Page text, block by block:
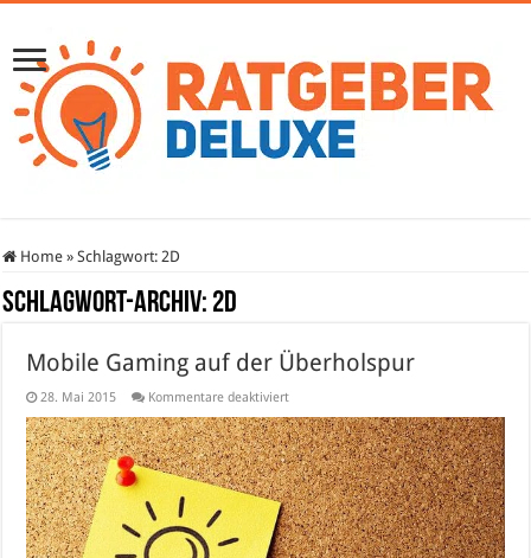
Home » Schlagwort:2D
Schlagwort-Archiv: 2D
Mobile Gaming auf der Überholspur
28. Mai 2015 Kommentare deaktiviertfür
Gaming
auf
der
Überholspur